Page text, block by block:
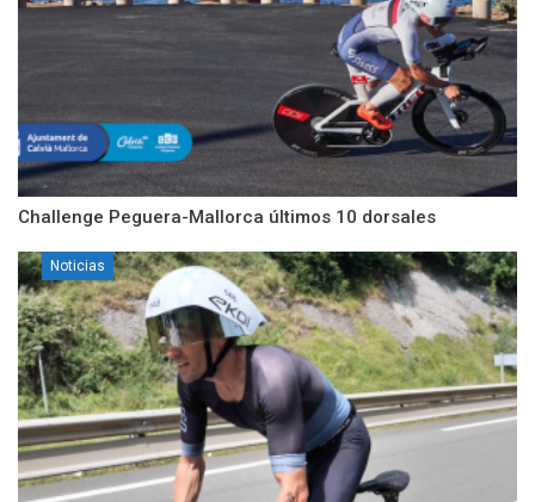
Challenge Peguera-Mallorca últimos 10 dorsales
Noticias